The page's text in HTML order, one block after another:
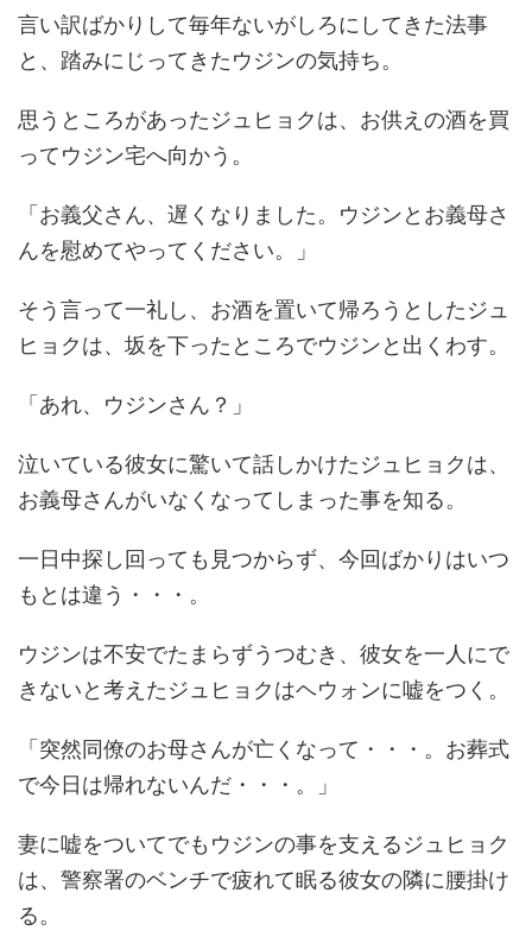
言い訳ばかりして毎年ないがしろにしてきた法事
と、踏みにじってきたウジンの気持ち。
思うところがあったジュヒョクは、お供えの酒を買
ってウジン宅へ向かう。
「お義父さん、遅くなりました。ウジンとお義母さ
んを慰めてやってください。」
そう言って一礼し、お酒を置いて帰ろうとしたジュ
ヒョクは、坂を下ったところでウジンと出くわす。
「あれ、ウジンさん？」
泣いている彼女に驚いて話しかけたジュヒョクは、
お義母さんがいなくなってしまった事を知る。
一日中探し回っても見つからず、今回ばかりはいつ
もとは違う・・・。
ウジンは不安でたまらずうつむき、彼女を一人にで
きないと考えたジュヒョクはヘウォンに嘘をつく。
「突然同僚のお母さんが亡くなって・・・。お葬式
で今日は帰れないんだ・・・。」
妻に嘘をついてでもウジンの事を支えるジュヒョク
は、警察署のベンチで疲れて眠る彼女の隣に腰掛け
る。